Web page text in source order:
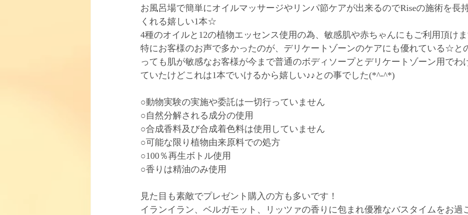
お風呂場で簡単にオイルマッサージやリンパ節ケアが出来るのでRiseの施術を長
くれる嬉しい1本☆
4種のオイルと12の植物エッセンス使用の為、敏感肌や赤ちゃんにもご利用頂けま
特にお客様のお声で多かったのが、デリケートゾーンのケアにも優れている☆と
っても肌が敏感なお客様が今まで普通のボディソープとデリケートゾーン用でわ
ていたけどこれは1本でいけるから嬉しい♪♪との事でした(*^-^*)
○動物実験の実施や委託は一切行っていません
○自然分解される成分の使用
○合成香料及び合成着色料は使用していません
○可能な限り植物由来原料での処方
○100％再生ボトル使用
○香りは精油のみ使用
見た目も素敵でプレゼント購入の方も多いです！
イランイラン、ベルガモット、リッツァの香りに包まれ優雅なバスタイムをお過